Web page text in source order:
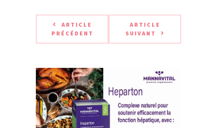
ARTICLE
PRÉCÉDENT
ARTICLE
SUIVANT